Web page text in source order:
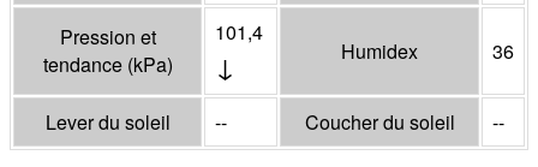
Pression et
tendance (kPa)
101,4
↓ Humidex 36
Lever du soleil -- Coucher du soleil --